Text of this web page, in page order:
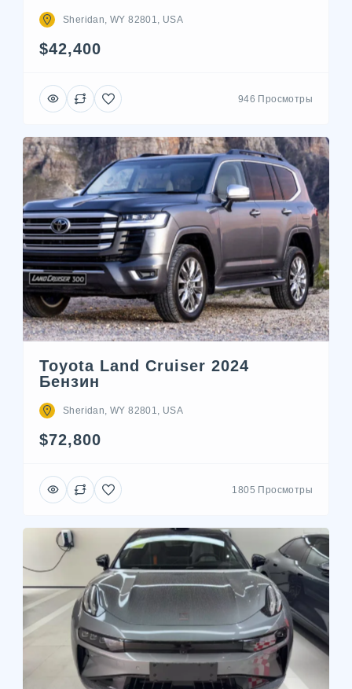
Sheridan, WY 82801, USA
$42,400
946 Просмотры
Toyota Land Cruiser 2024
Бензин
Sheridan, WY 82801, USA
$72,800
1805 Просмотры